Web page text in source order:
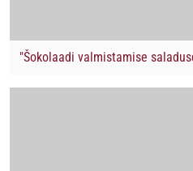
"Šokolaadi valmistamise